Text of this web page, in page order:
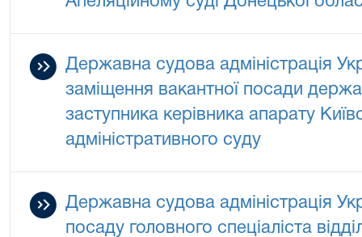
Державна судова адміністрація
заміщення вакантної посади
заступника керівника апарату
адміністративного суду
Державна судова адміністрація
посаду головного спеціаліста